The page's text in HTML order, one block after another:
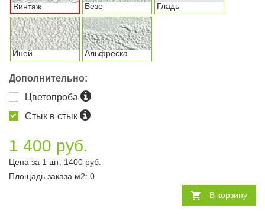
Винтаж Безе Гладь
Иней Альфреска
Дополнительно:
Цветопроба
Стык в стык
1 400 руб.
Цена за 1 шт: 1400 руб.
Площадь заказа м2: 0
В корзину